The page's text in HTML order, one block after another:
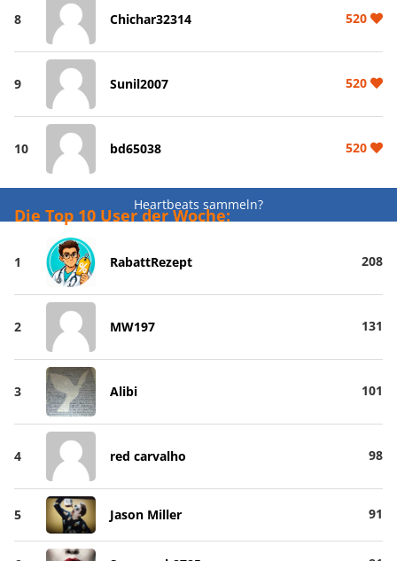
8 Chichar32314 520
9 Sunil2007 520
10 bd65038 520
Heartbeats sammeln?
Die Top 10 User der Woche:
1 RabattRezept 208
2 MW197 131
3 Alibi 101
4 red carvalho 98
5 Jason Miller 91